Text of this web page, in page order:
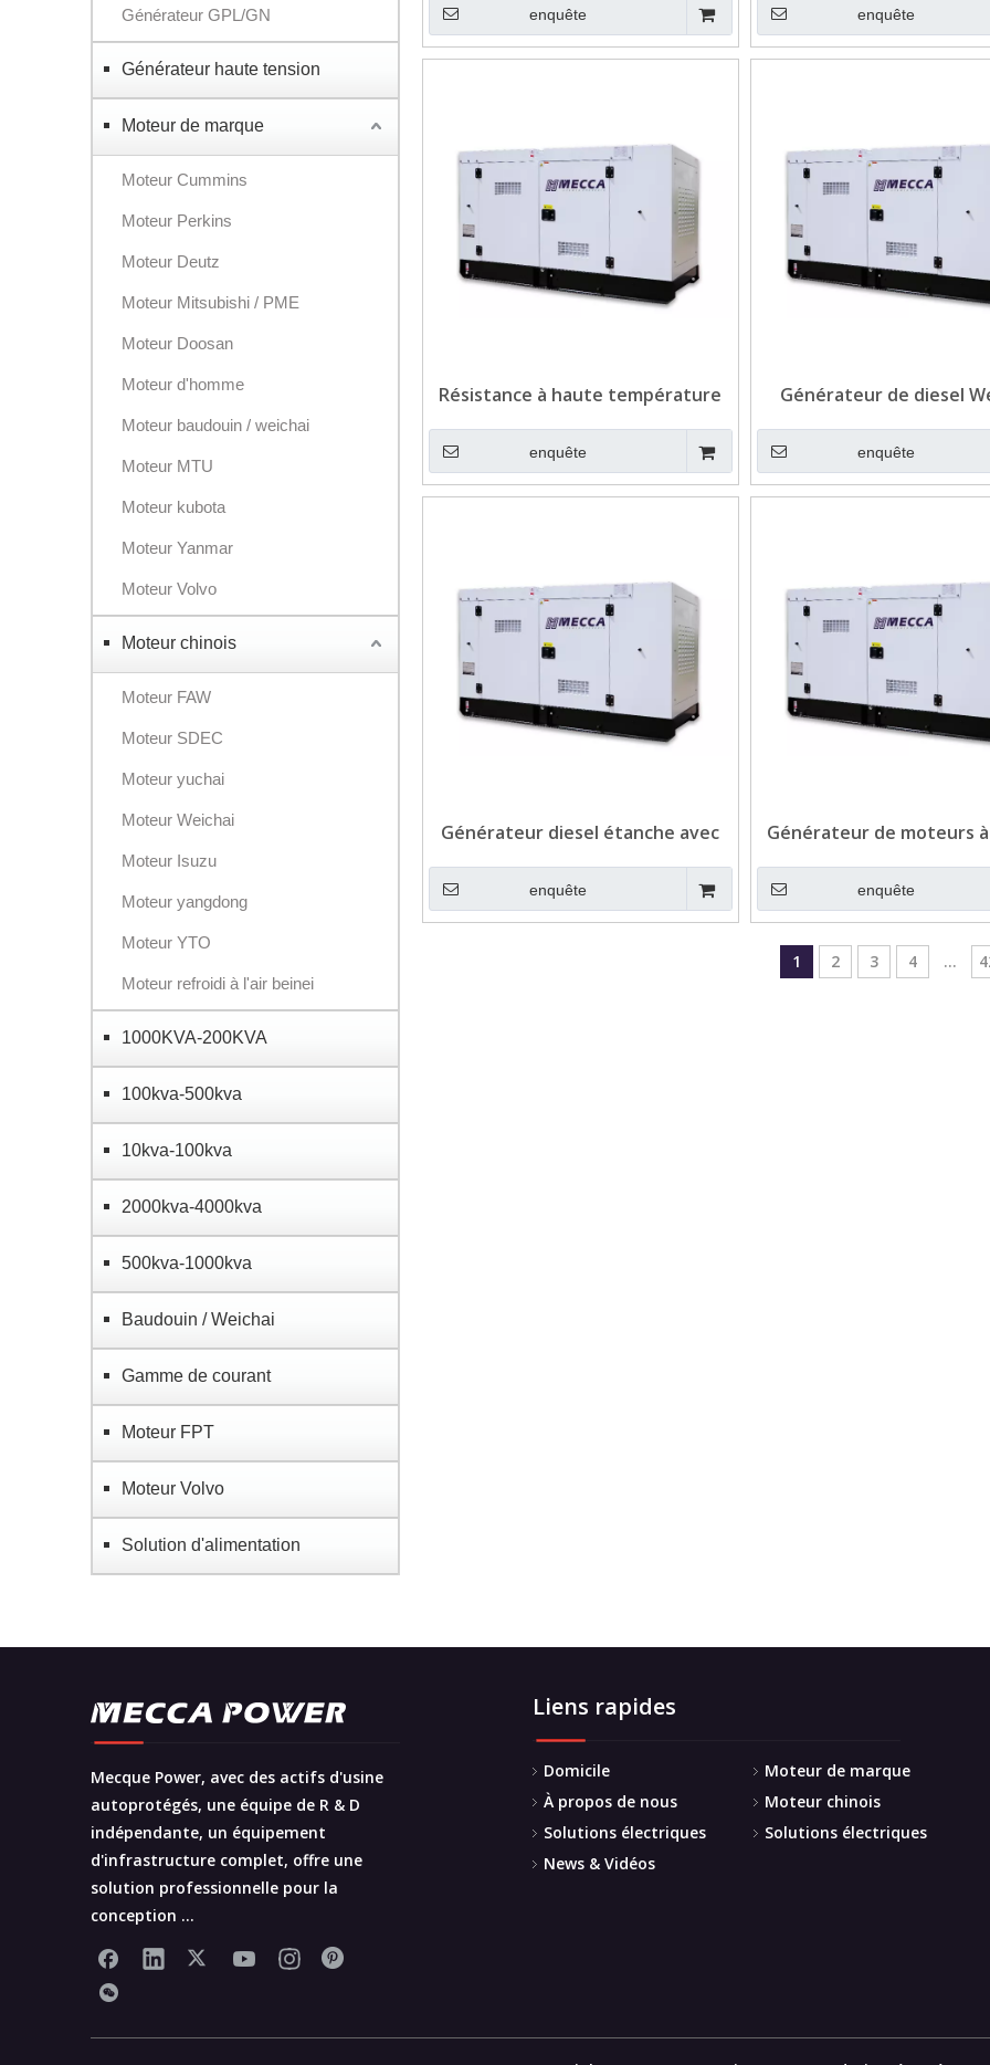
Générateur GPL/GN
Générateur haute tension
Moteur de marque
Moteur Cummins
Moteur Perkins
Moteur Deutz
Moteur Mitsubishi / PME
Moteur Doosan
Moteur d'homme
Moteur baudouin / weichai
Moteur MTU
Moteur kubota
Moteur Yanmar
Moteur Volvo
Moteur chinois
Moteur FAW
Moteur SDEC
Moteur yuchai
Moteur Weichai
Moteur Isuzu
Moteur yangdong
Moteur YTO
Moteur refroidi à l'air beinei
1000KVA-200KVA
100kva-500kva
10kva-100kva
2000kva-4000kva
500kva-1000kva
Baudouin / Weichai
Gamme de courant
Moteur FPT
Moteur Volvo
Solution d'alimentation
domicile
enquête
bâtiment
enquête
Résistance à haute température
GALVANISE GÉNÉRATEUR DE DIESEL
DE WEICHAI POUR POWERHOUSE
enquête
Générateur de diesel
silencieux avec une
antigel pour la zone
enquête
Générateur diesel étanche avec
moteur Weichai pour extérieur
enquête
Générateur de moteurs
tension diesel Weichai
enquête
1 2 3 4 ...
Mecque Power, avec des actifs d'usine
autoprotégés, une équipe de R & D
indépendante, un équipement
d'infrastructure complet, offre une
solution professionnelle pour la
conception ...
Liens rapides
Domicile
À propos de nous
Solutions électriques
News & Vidéos
Moteur de marque
Moteur chinois
Solutions électriques